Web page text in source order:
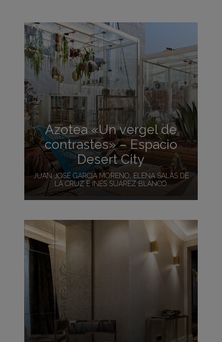
Azotea «Un vergel de
contrastes» – Espacio
Desert City
JUAN JOSÉ GARCÍA MORENO, ELENA SALAS DE
LA CRUZ E INÉS SUÁREZ BLANCO